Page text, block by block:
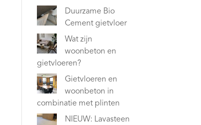
Duurzame Bio
Cement gietvloer
Wat zijn
woonbeton en
gietvloeren?
Gietvloeren en
woonbeton in
combinatie met plinten
NIEUW: Lavasteen